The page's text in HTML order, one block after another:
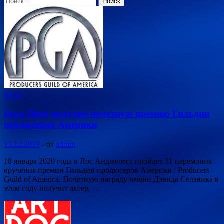
Кино
Брэд Питт получит почетную премию Гильдии
продюсеров Америки
13.12.2019 - от admin
18 января 2020 года в Лос Анджелесе пройдет 31 церемония
вручения премии Гильдии продюсеров Америки / Producers
Guild of America. Почетную награду имени Дэвида Селзника в
этом году получит актер, …